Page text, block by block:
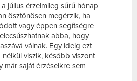
július érzelmileg sűrű hónap
ösztönösen megérzik, ha
vagy éppen segítségre
abba, hogy
válnak. Egy ideig ezt
viszik, később viszont
már saját érzéseikre sem